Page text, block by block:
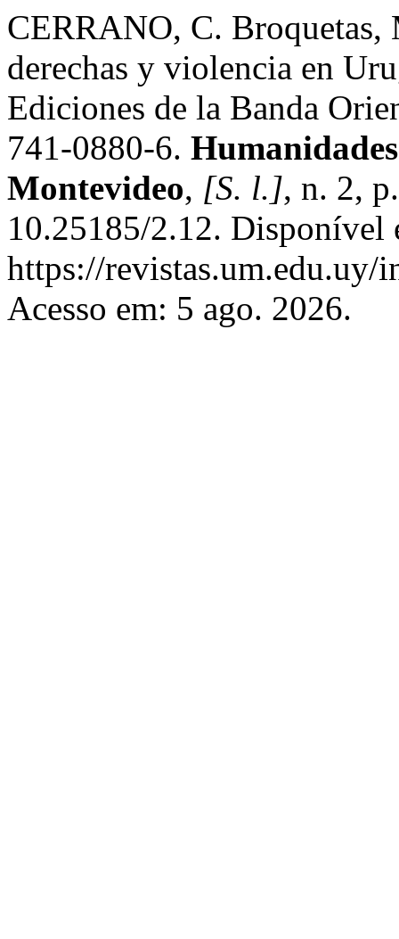
CERRANO, C. Broquetas,
derechas y violencia en
Ediciones de la Banda
741-0880-6.
Montevideo, [S. l.], n. 2,
10.25185/2.12. Disponível
https://revistas.um.edu.uy/
Acesso em: 5 ago. 2026.